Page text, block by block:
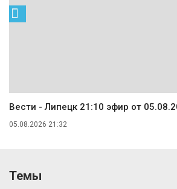
Вести - Липецк 21:10 эфир от
05.08.2026 21:32
Темы